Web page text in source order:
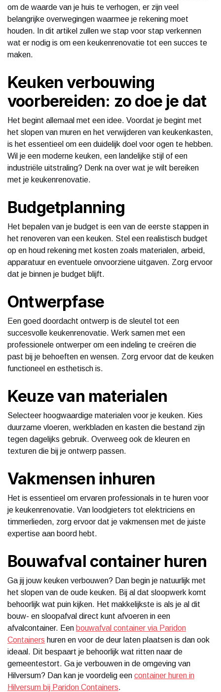
om de waarde van je huis te verhogen, er zijn veel
belangrijke overwegingen waarmee je rekening moet
houden. In dit artikel zullen we stap voor stap verkennen
wat er nodig is om een keukenrenovatie tot een succes te
maken.
Keuken verbouwing
voorbereiden: zo doe je dat
Het begint allemaal met een idee. Voordat je begint met
het slopen van muren en het verwijderen van keukenkasten,
is het essentieel om een duidelijk doel voor ogen te hebben.
Wil je een moderne keuken, een landelijke stijl of een
industriële uitstraling? Denk na over wat je wilt bereiken
met je keukenrenovatie.
Budgetplanning
Het bepalen van je budget is een van de eerste stappen in
het renoveren van een keuken. Stel een realistisch budget
op en houd rekening met kosten zoals materialen, arbeid,
apparatuur en eventuele onvoorziene uitgaven. Zorg ervoor
dat je binnen je budget blijft.
Ontwerpfase
Een goed doordacht ontwerp is de sleutel tot een
succesvolle keukenrenovatie. Werk samen met een
professionele ontwerper om een indeling te creëren die
past bij je behoeften en wensen. Zorg ervoor dat de keuken
functioneel en esthetisch is.
Keuze van materialen
Selecteer hoogwaardige materialen voor je keuken. Kies
duurzame vloeren, werkbladen en kasten die bestand zijn
tegen dagelijks gebruik. Overweeg ook de kleuren en
texturen die bij je ontwerp passen.
Vakmensen inhuren
Het is essentieel om ervaren professionals in te huren voor
je keukenrenovatie. Van loodgieters tot elektriciens en
timmerlieden, zorg ervoor dat je vakmensen met de juiste
expertise aan boord hebt.
Bouwafval container huren
Ga jij jouw keuken verbouwen? Dan begin je natuurlijk met
het slopen van de oude keuken. Bij al dat sloopwerk komt
behoorlijk wat puin kijken. Het makkelijkste is als je al dit
bouw- en sloopafval direct kunt afvoeren in een
afvalcontainer. Een bouwafval container via Paridon
Containers huren en voor de deur laten plaatsen is dan ook
ideaal. Dit bespaart je behoorlijk wat ritten naar de
gemeentestort. Ga je verbouwen in de omgeving van
Hilversum? Dan kan je voordelig een container huren in
Hilversum bij Paridon Containers.